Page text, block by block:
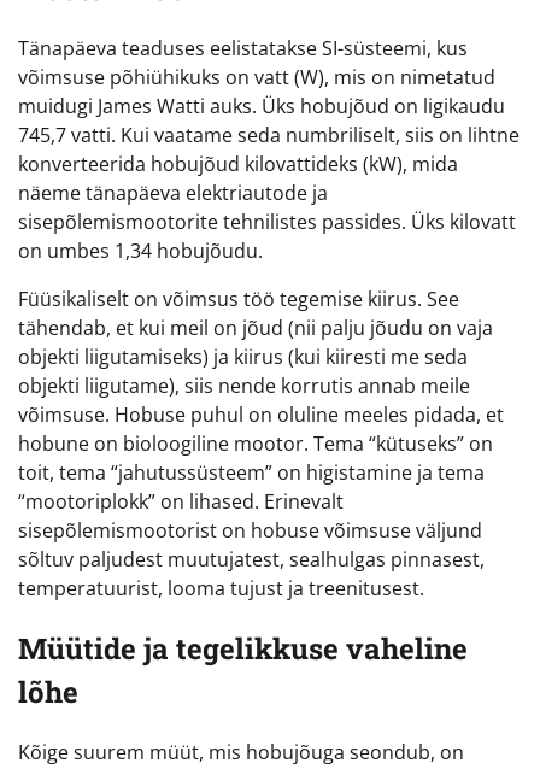
Tänapäeva teaduses eelistatakse SI-süsteemi, kus
võimsuse põhiühikuks on vatt (W), mis on nimetatud
muidugi James Watti auks. Üks hobujõud on ligikaudu
745,7 vatti. Kui vaatame seda numbriliselt, siis on lihtne
konverteerida hobujõud kilovattideks (kW), mida
näeme tänapäeva elektriautode ja
sisepõlemismootorite tehnilistes passides. Üks kilovatt
on umbes 1,34 hobujõudu.
Füüsikaliselt on võimsus töö tegemise kiirus. See
tähendab, et kui meil on jõud (nii palju jõudu on vaja
objekti liigutamiseks) ja kiirus (kui kiiresti me seda
objekti liigutame), siis nende korrutis annab meile
võimsuse. Hobuse puhul on oluline meeles pidada, et
hobune on bioloogiline mootor. Tema “kütuseks” on
toit, tema “jahutussüsteem” on higistamine ja tema
“mootoriplokk” on lihased. Erinevalt
sisepõlemismootorist on hobuse võimsuse väljund
sõltuv paljudest muutujatest, sealhulgas pinnasest,
temperatuurist, looma tujust ja treenitusest.
Müütide ja tegelikkuse vaheline
lõhe
Kõige suurem müüt, mis hobujõuga seondub, on